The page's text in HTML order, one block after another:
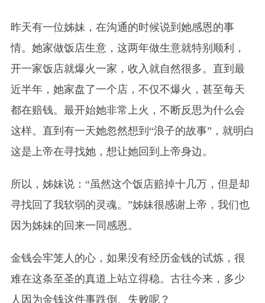
昨天有一位姊妹，在沟通的时候说到她感恩的事
情。她家做饭店生意，这两年做生意就特别顺利，
开一家饭店就爆火一家，收入就自然很多。直到最
近半年，她家盘了一个店，不仅不爆火，甚至每天
都在赔钱。最开始她非常上火，不断反思为什么会
这样。直到有一天她忽然想到“浪子的故事”，就明白
这是上帝在寻找她，想让她回到上帝身边。
所以，姊妹说：“虽然这个饭店赔掉十几万，但是却
寻找回了我软弱的灵魂。”姊妹很感谢上帝，我们也
因为姊妹的回来一同感恩。
金钱会牢笼人的心，如果没有经历金钱的试炼，很
难在这条至圣的真道上站立得稳。古往今来，多少
人因为金钱这件事跌倒、失败呢？